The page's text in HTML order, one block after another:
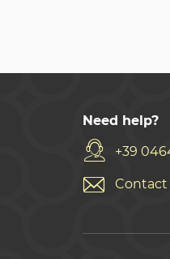
Need help?
+39
Contact